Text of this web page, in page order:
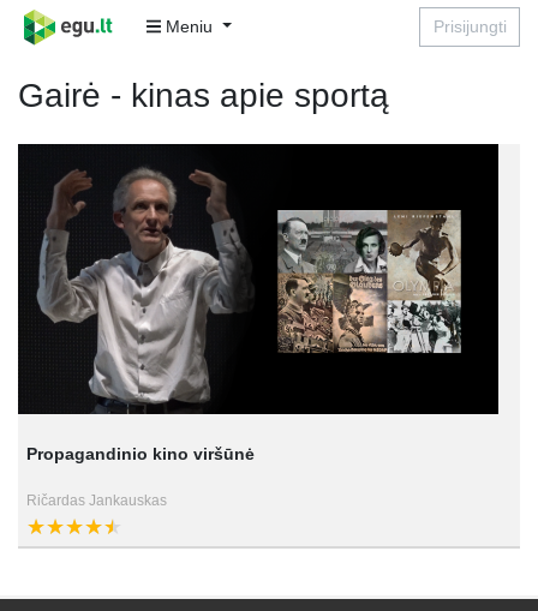
Meniu Prisijungti
Gairė - kinas apie sportą
Propagandinio kino viršūnė
Ričardas Jankauskas